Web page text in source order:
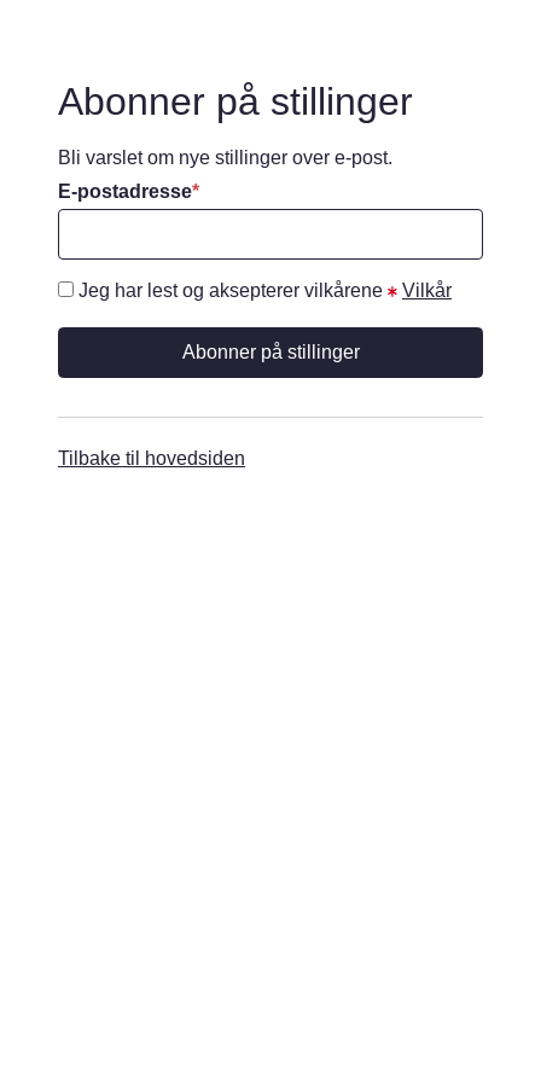
Abonner på stillinger
Bli varslet om nye stillinger over e-post.
E-postadresse*
Jeg har lest og aksepterer vilkårene Vilkår
Tilbake til hovedsiden